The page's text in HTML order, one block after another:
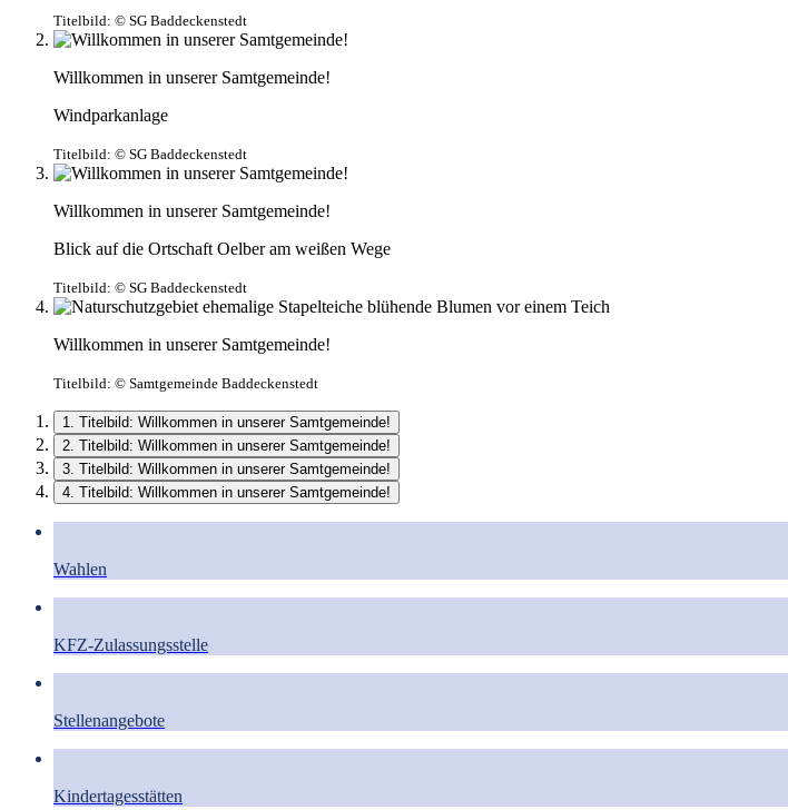
Titelbild: © SG Baddeckenstedt
Willkommen in unserer Samtgemeinde!
Windparkanlage
Titelbild: © SG Baddeckenstedt
Willkommen in unserer Samtgemeinde!
Blick auf die Ortschaft Oelber am weißen Wege
Titelbild: © SG Baddeckenstedt
Willkommen in unserer Samtgemeinde!
Titelbild: © Samtgemeinde Baddeckenstedt
1. Titelbild: Willkommen in unserer Samtgemeinde!
2. Titelbild: Willkommen in unserer Samtgemeinde!
3. Titelbild: Willkommen in unserer Samtgemeinde!
4. Titelbild: Willkommen in unserer Samtgemeinde!
Wahlen
KFZ-Zulassungsstelle
Stellenangebote
Kindertagesstätten